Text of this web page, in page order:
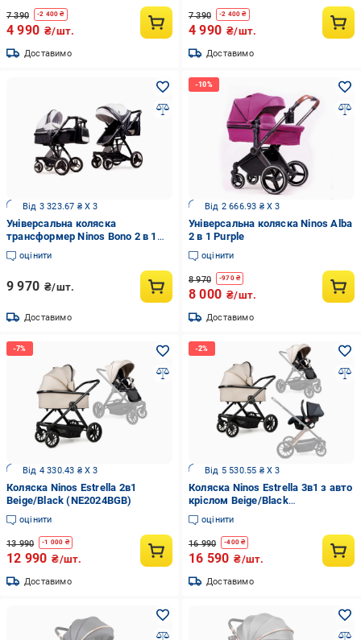
7 390 -2 400 ₴
4 990 ₴/шт.
Доставимо
7 390 -2 400 ₴
4 990 ₴/шт.
Доставимо
Від 3 323.67 ₴ X 3
Універсальна коляска
трансформер Ninos Bono 2 в 1
Black/White
оцінити
9 970 ₴/шт.
Доставимо
Від 2 666.93 ₴ X 3
Універсальна коляска Ninos Alba
2 в 1 Purple
оцінити
8 970 -970₴
8 000 ₴/шт.
Доставимо
Від 4 330.43 ₴ X 3
Коляска Ninos Estrella 2в1
Beige/Black (NE2024BGB)
оцінити
13 990 -1 000 ₴
12 990 ₴/шт.
Доставимо
Від 5 530.55 ₴ X 3
Коляска Ninos Estrella 3в1 з авто
кріслом Beige/Black
(NE3V12024BGB)
оцінити
16 990 -400₴
16 590 ₴/шт.
Доставимо